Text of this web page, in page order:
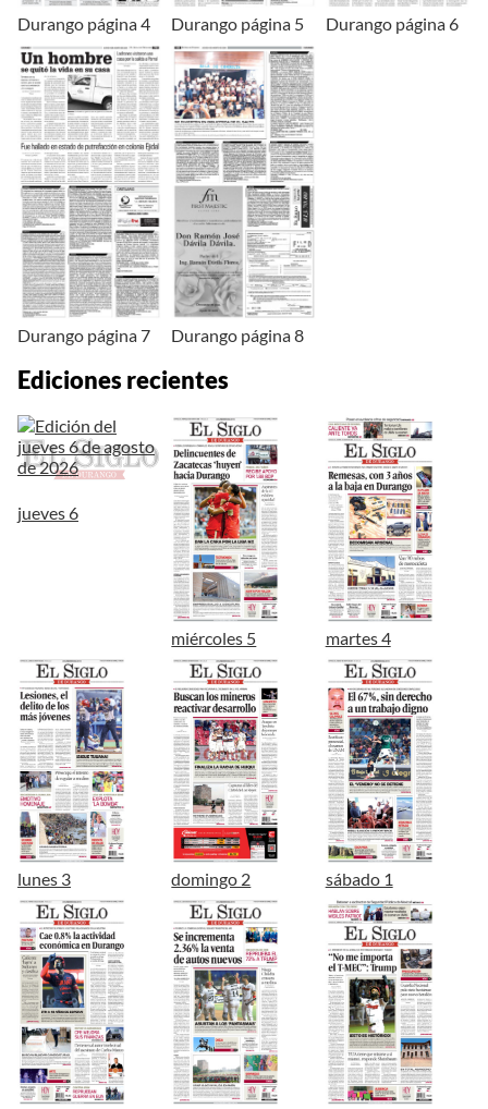
Durango página 4 Durango página 5 Durango página 6
Durango página 7 Durango página 8
Ediciones recientes
jueves 6
miércoles 5 martes 4
lunes 3 domingo 2 sábado 1